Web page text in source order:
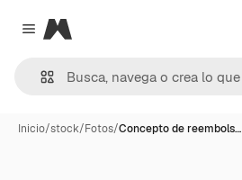
Close menu
Magnific
Inicio/stock/Fotos/Concepto de reembols…